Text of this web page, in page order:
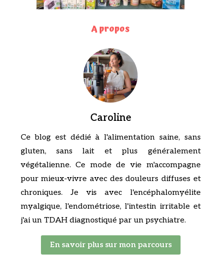
A propos
Caroline
Ce blog est dédié à l'alimentation saine, sans
gluten, sans lait et plus généralement
végétalienne. Ce mode de vie m'accompagne
pour mieux-vivre avec des douleurs diffuses et
chroniques. Je vis avec l'encéphalomyélite
myalgique, l'endométriose, l'intestin irritable et
j'ai un TDAH diagnostiqué par un psychiatre.
En savoir plus sur mon parcours